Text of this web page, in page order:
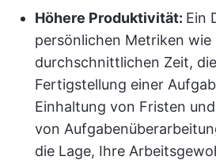
Höhere Produktivität: Ein
persönlichen Metriken wie
durchschnittlichen Zeit,
Fertigstellung einer
Einhaltung von Fristen
von
die Lage, Ihre